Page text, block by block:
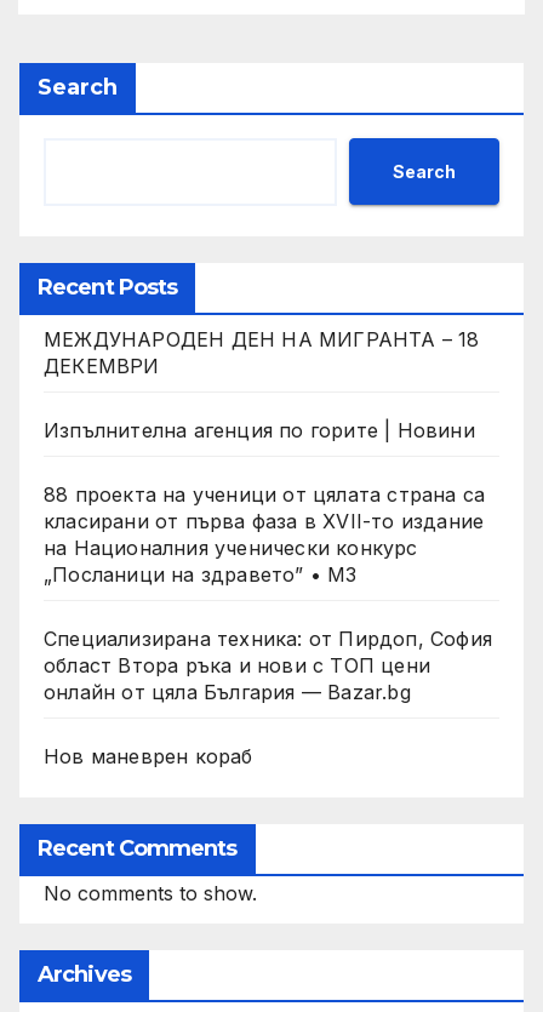
Search
Search
Recent Posts
МЕЖДУНАРОДЕН ДЕН НА МИГРАНТА – 18
ДЕКЕМВРИ
Изпълнителна агенция по горите | Новини
88 проекта на ученици от цялата страна са
класирани от първа фаза в XVII-то издание
на Националния ученически конкурс
„Посланици на здравето” • МЗ
Специализирана техника: от Пирдоп, София
област Втора ръка и нови с ТОП цени
онлайн от цяла България — Bazar.bg
Нов маневрен кораб
Recent Comments
No comments to show.
Archives